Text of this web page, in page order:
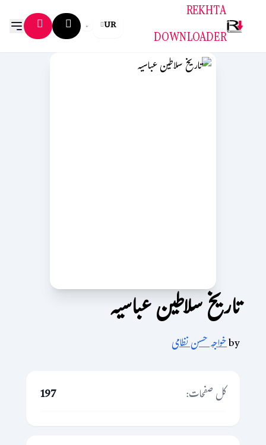
REKHTA
DOWNLOADER
UR
تاریخ سلاطین عباسیہ
byخواجہ حسن نظامی
کل صفحات:
197